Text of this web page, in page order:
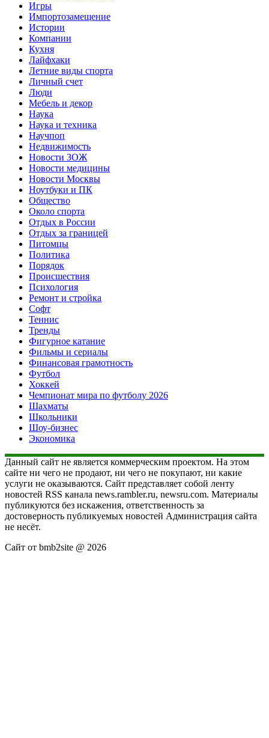
Игры
Импортозамещение
Истории
Компании
Кухня
Лайфхаки
Летние виды спорта
Личный счет
Люди
Мебель и декор
Наука
Наука и техника
Научпоп
Недвижимость
Новости ЗОЖ
Новости медицины
Новости Москвы
Ноутбуки и ПК
Общество
Около спорта
Отдых в России
Отдых за границей
Питомцы
Политика
Порядок
Происшествия
Психология
Ремонт и стройка
Софт
Теннис
Тренды
Фигурное катание
Фильмы и сериалы
Финансовая грамотность
Футбол
Хоккей
Чемпионат мира по футболу 2026
Шахматы
Школьники
Шоу-бизнес
Экономика
Данный сайт не является коммерческим проектом. На этом
сайте ни чего не продают, ни чего не покупают, ни какие
услуги не оказываются. Сайт представляет собой ленту
новостей RSS канала news.rambler.ru, newsru.com. Материалы
публикуются без искажения, ответственность за
достоверность публикуемых новостей Администрация сайта
не несёт.
Сайт от bmb2site @ 2026